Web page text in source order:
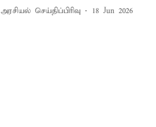
அரசியல் செய்திப்பிரிவு 18 Jun 2026